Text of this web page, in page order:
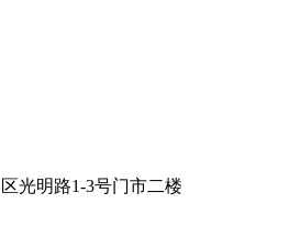
光明路1-3号门市二楼